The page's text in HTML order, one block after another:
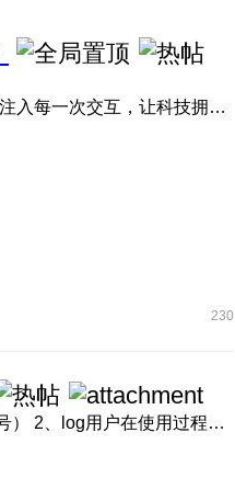
大家期待的MagicOS 11内测现已正式拉开帷幕！ 全新流光通透，将真实的流光注入每一次交互，让科技拥有呼吸的灵动 ...
230
1、BetaClub账号链接 点击此处 （请使用内测报名时注册BetaClub账号的手机号） 2、log用户在使用过程中如遇问题 ...